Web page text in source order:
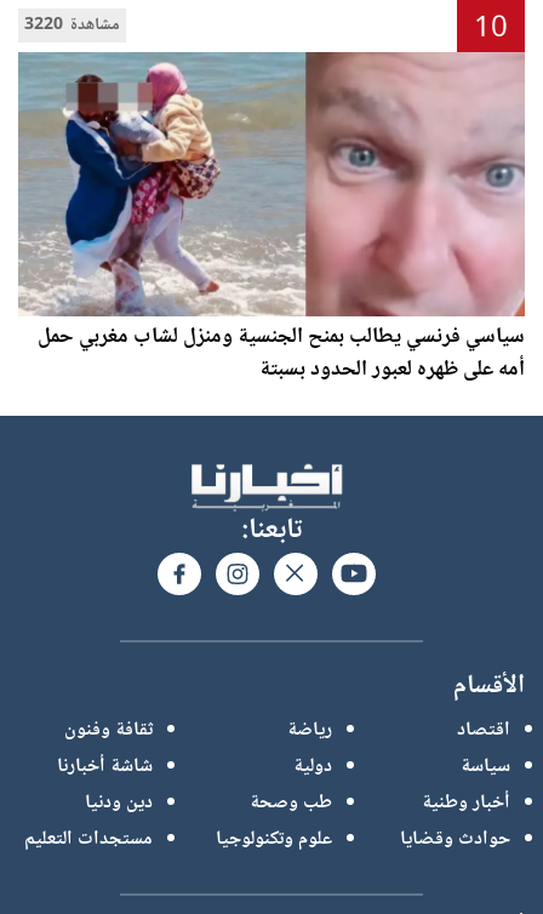
3220 مشاهدة 10
سياسي فرنسي يطالب بمنح الجنسية ومنزل لشاب مغربي حمل
أمه على ظهره لعبور الحدود بسبتة
تابعنا:
الأقسام
ثقافة وفنون
شاشة أخبارنا
دين ودنيا
مستجدات التعليم
رياضة
دولية
طب وصحة
علوم وتكنولوجيا
اقتصاد
سياسة
أخبار وطنية
حوادث وقضايا